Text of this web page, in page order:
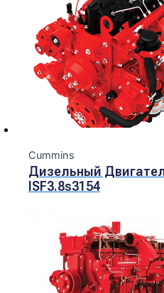
Cummins
Дизельный
ISF3.8s3154